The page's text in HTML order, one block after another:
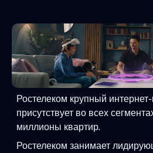
Ростелеком крупный
присутствует во всех
миллионы квартир.
Ростелеком занимает